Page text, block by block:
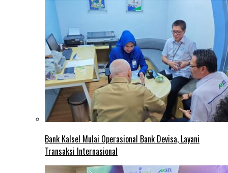
Bank Kalsel Mulai Operasional Bank Devisa, Layani
Transaksi Internasional